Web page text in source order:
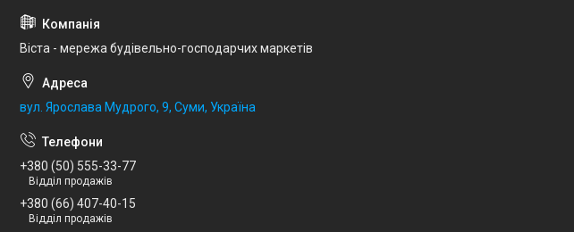
Віста - мережа будівельно-господарчих маркетів
вул. Ярослава Мудрого, 9, Суми, Україна
+380 (50) 555-33-77
Відділ продажів
+380 (66) 407-40-15
Відділ продажів